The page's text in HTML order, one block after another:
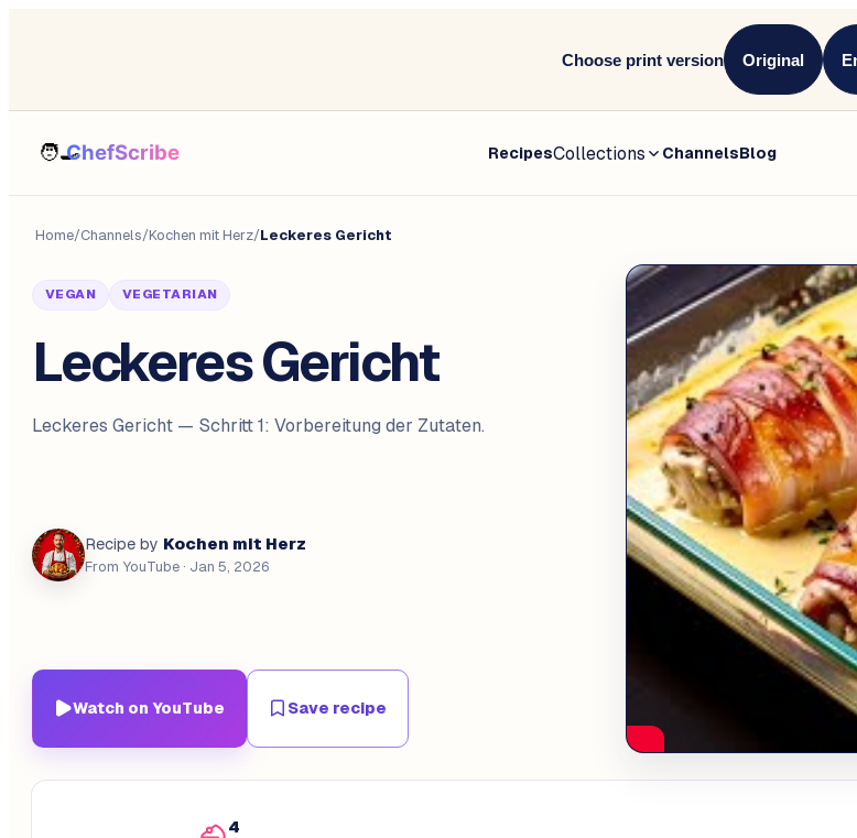
Choose print version Original
RecipesCollections ChannelsBlog
Home/Channels/Kochen mit Herz/Leckeres Gericht
VEGAN VEGETARIAN
Leckeres Gericht
Leckeres Gericht — Schritt 1: Vorbereitung der Zutaten.
Recipe by Kochen mit Herz
From YouTube · Jan 5, 2026
Watch on YouTube Save recipe
4